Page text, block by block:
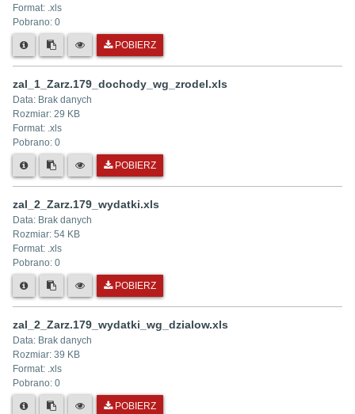
Format: .xls
Pobrano: 0
POBIERZ
zal_1_Zarz.179_dochody_wg_zrodel.xls
Data: Brak danych
Rozmiar: 29 KB
Format: .xls
Pobrano: 0
POBIERZ
zal_2_Zarz.179_wydatki.xls
Data: Brak danych
Rozmiar: 54 KB
Format: .xls
Pobrano: 0
POBIERZ
zal_2_Zarz.179_wydatki_wg_dzialow.xls
Data: Brak danych
Rozmiar: 39 KB
Format: .xls
Pobrano: 0
POBIERZ